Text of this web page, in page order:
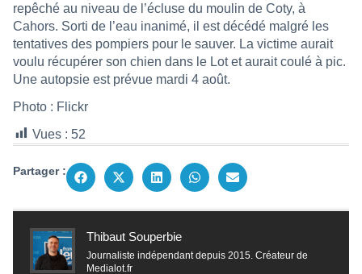
repêché au niveau de l’écluse du moulin de Coty, à
Cahors. Sorti de l’eau inanimé, il est décédé malgré les
tentatives des pompiers pour le sauver. La victime aurait
voulu récupérer son chien dans le Lot et aurait coulé à pic.
Une autopsie est prévue mardi 4 août.
Photo : Flickr
Vues : 52
Partager :
Thibaut Souperbie
Journaliste indépendant depuis 2015. Créateur de
Medialot.fr